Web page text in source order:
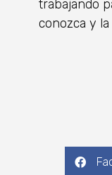
trabajando
conozca y